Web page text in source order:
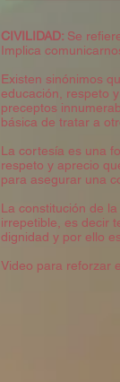
CIVILIDAD: Se
Implica
Existen sinónimos
educación, respeto
preceptos
básica de tratar a
La cortesía es una
respeto y aprecio
para asegurar una
La constitución de
irrepetible, es decir
dignidad y por ello
Video para reforzar